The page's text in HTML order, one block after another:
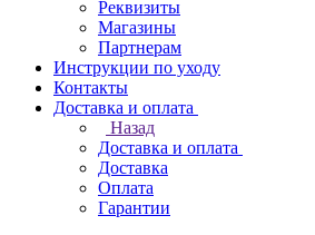
Реквизиты
Магазины
Партнерам
Инструкции по уходу
Контакты
Доставка и оплата
Назад
Доставка и оплата
Доставка
Оплата
Гарантии